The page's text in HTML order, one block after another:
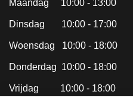
Maandag 10:00 - 13:00
Dinsdag 10:00 - 17:00
Woensdag 10:00 - 18:00
Donderdag 10:00 - 18:00
Vrijdag 10:00 - 18:00